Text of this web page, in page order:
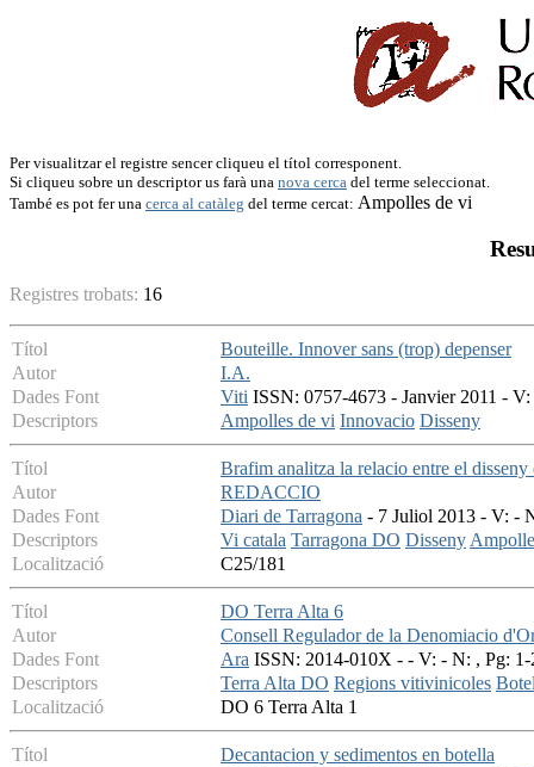
Per visualitzar el registre sencer cliqueu el títol corresponent.
Si cliqueu sobre un descriptor us farà una nova cerca del terme seleccionat.
També es pot fer una cerca al catàleg del terme cercat: Ampolles de vi
Registres trobats: 16
Títol
Bouteille. Innover sans (trop) depenser
Autor
I.A.
Dades Font
Viti ISSN: 0757-4673 - Janvier 2011 -
Descriptors
Ampolles de vi Innovacio Disseny
Títol
Brafim analitza la relacio entre el
Autor
REDACCIO
Dades Font
Diari de Tarragona - 7 Juliol 2013 - V: -
Descriptors
Vi catala Tarragona DO Disseny
Localització
C25/181
Títol
DO Terra Alta 6
Autor
Consell Regulador de la Denomiacio
Dades Font
Ara ISSN: 2014-010X - - V: - N: , Pg: 1-
Descriptors
Terra Alta DO Regions vitivinicoles
Localització
DO 6 Terra Alta 1
Títol
Decantacion y sedimentos en botella